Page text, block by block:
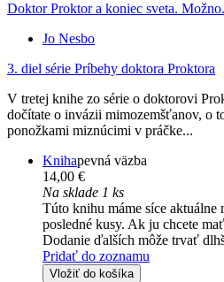
Doktor Proktor a koniec sveta. Možno.
Jo Nesbo
3. diel série Príbehy doktora Proktora
V tretej knihe zo série o doktorovi
dočítate o invázii mimozemšťanov, o
ponožkami miznúcimi v práčke...
Knihapevná väzba
14,00 €
Na sklade 1 ks
Túto knihu máme síce aktuálne
posledné kusy. Ak ju chcete
Dodanie ďalších môže trvať
Pridať do zoznamu
Vložiť do košíka